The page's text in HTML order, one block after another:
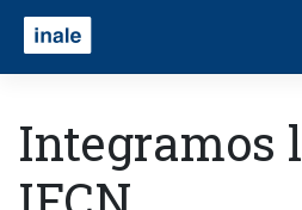
Integramos